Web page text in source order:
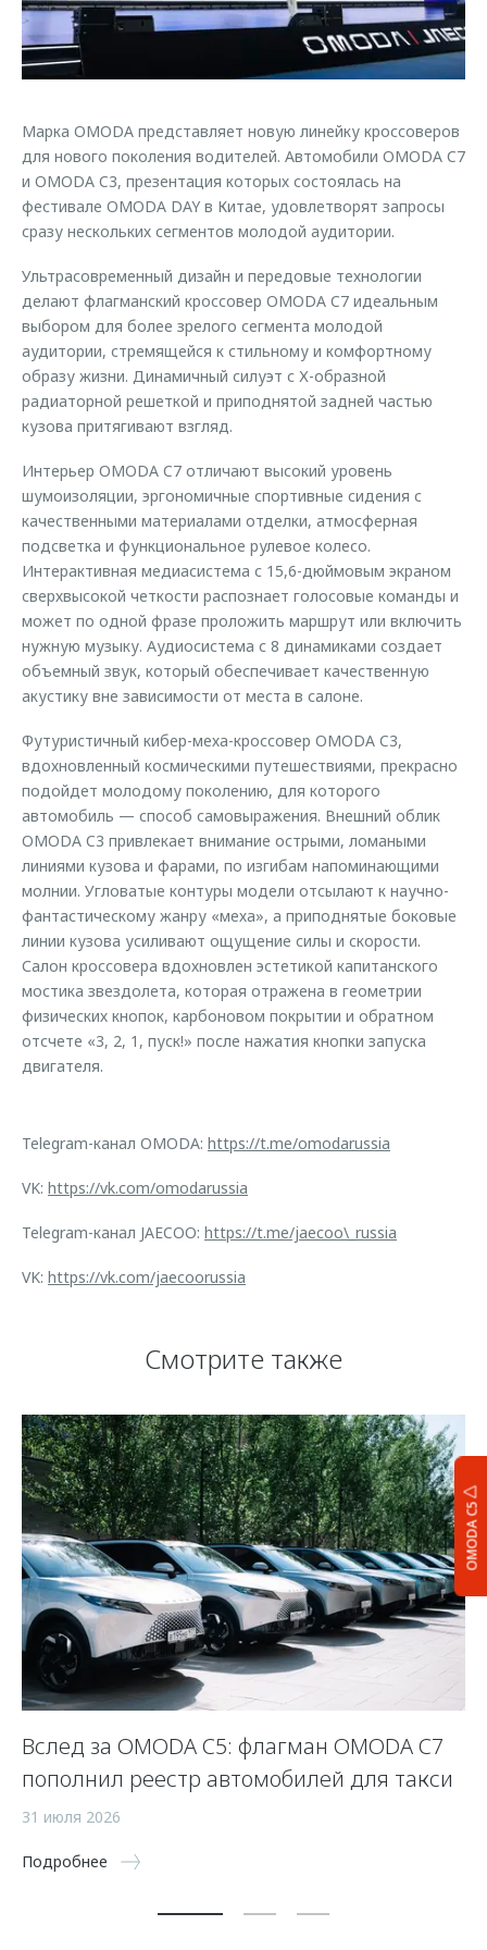
Страхование
Кредитный калькулятор
Одежда и сувениры
Оригинальные аксессуары
Запчасти
Трейд-ин
Калькулятор трейд-ин
Дополнительная техническая поддержка
Руководства по эксплуатации
Клиентская поддержка
O&J Автоклуб
Клуб владельцев OMODA
Приложение O&J
Аксессуары
Одежда и сувениры
Оригинальные аксессуары
Запчасти
Обратная связь
OMODA C5
Марка OMODA представляет новую линейку кроссоверов
для нового поколения водителей. Автомобили OMODA C7
и OMODA C3, презентация которых состоялась на
фестивале OMODA DAY в Китае, удовлетворят запросы
сразу нескольких сегментов молодой аудитории.
Ультрасовременный дизайн и передовые технологии
делают флагманский кроссовер OMODA C7 идеальным
выбором для более зрелого сегмента молодой
аудитории, стремящейся к стильному и комфортному
образу жизни. Динамичный силуэт с Х-образной
радиаторной решеткой и приподнятой задней частью
кузова притягивают взгляд.
Интерьер OMODA C7 отличают высокий уровень
шумоизоляции, эргономичные спортивные сидения с
качественными материалами отделки, атмосферная
подсветка и функциональное рулевое колесо.
Интерактивная медиасистема с 15,6-дюймовым экраном
сверхвысокой четкости распознает голосовые команды и
может по одной фразе проложить маршрут или включить
нужную музыку. Аудиосистема с 8 динамиками создает
объемный звук, который обеспечивает качественную
акустику вне зависимости от места в салоне.
Футуристичный кибер-меха-кроссовер OMODA C3,
вдохновленный космическими путешествиями, прекрасно
подойдет молодому поколению, для которого
автомобиль — способ самовыражения. Внешний облик
OMODA C3 привлекает внимание острыми, ломаными
линиями кузова и фарами, по изгибам напоминающими
молнии. Угловатые контуры модели отсылают к научно-
фантастическому жанру «меха», а приподнятые боковые
линии кузова усиливают ощущение силы и скорости.
Салон кроссовера вдохновлен эстетикой капитанского
мостика звездолета, которая отражена в геометрии
физических кнопок, карбоновом покрытии и обратном
отсчете «3, 2, 1, пуск!» после нажатия кнопки запуска
двигателя.
Telegram-канал OMODA: https://t.me/omodarussia
VK: https://vk.com/omodarussia
Telegram-канал JAECOO: https://t.me/jaecoo\_russia
VK: https://vk.com/jaecoorussia
Смотрите также
Вслед за OMODA C5: флагман OMODA C7
пополнил реестр автомобилей для такси
31 июля 2026
Подробнее